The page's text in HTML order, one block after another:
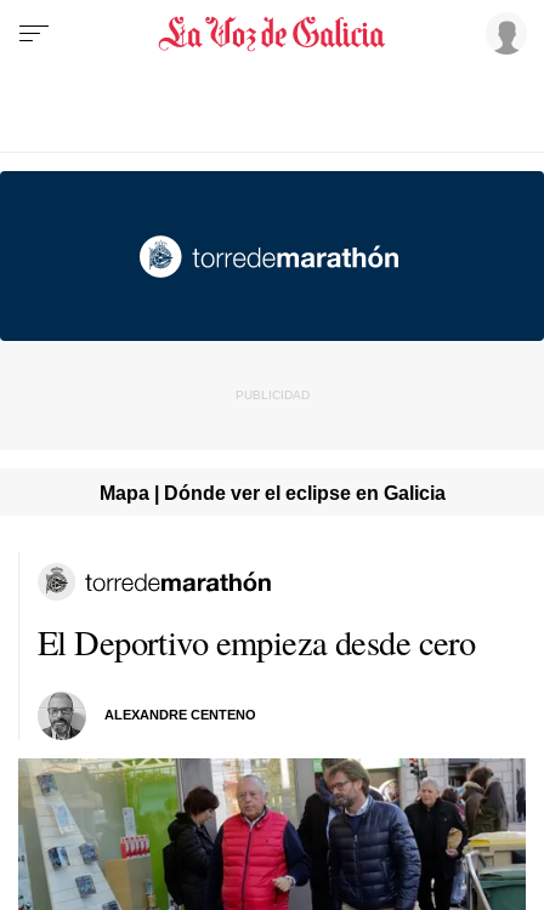
Mapa | Dónde ver el eclipse en Galicia
El Deportivo empieza desde cero
ALEXANDRE CENTENO